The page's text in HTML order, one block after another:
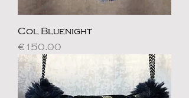
Col Bluenight
Price
€150.00